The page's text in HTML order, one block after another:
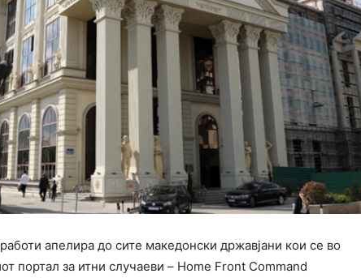
апелира до сите македонски државјани кои се во
портал за итни случаеви – Home Front Command